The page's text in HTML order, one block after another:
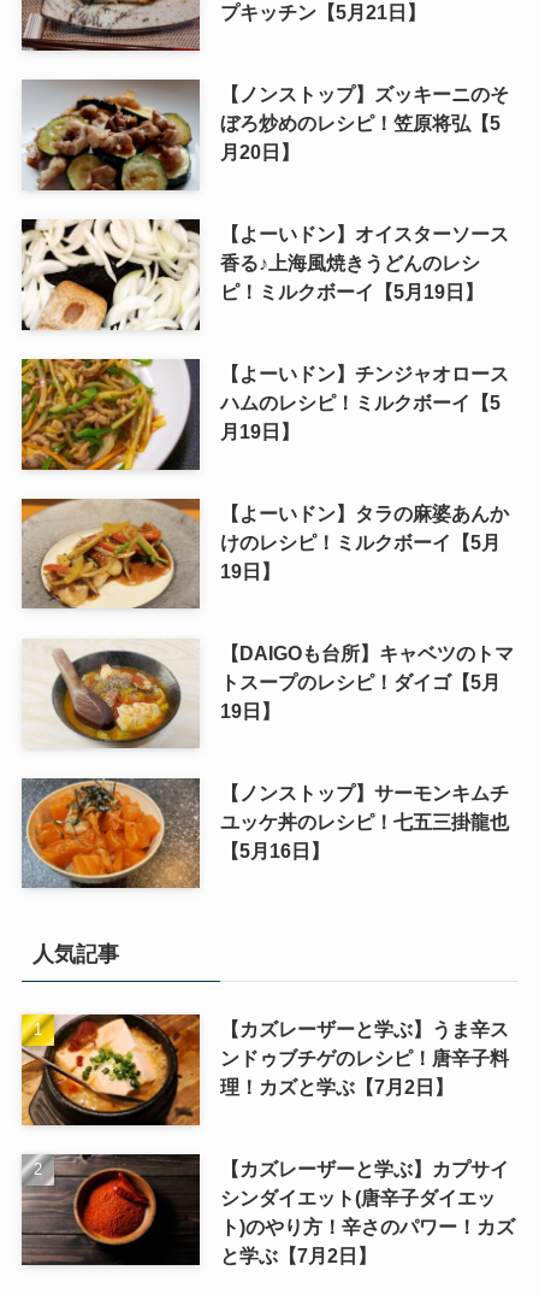
プキッチン【5月21日】
【ノンストップ】ズッキーニのそ
ぼろ炒めのレシピ！笠原将弘【5
月20日】
【よーいドン】オイスターソース
香る♪上海風焼きうどんのレシ
ピ！ミルクボーイ【5月19日】
【よーいドン】チンジャオロース
ハムのレシピ！ミルクボーイ【5
月19日】
【よーいドン】タラの麻婆あんか
けのレシピ！ミルクボーイ【5月
19日】
【DAIGOも台所】キャベツのトマ
トスープのレシピ！ダイゴ【5月
19日】
【ノンストップ】サーモンキムチ
ユッケ丼のレシピ！七五三掛龍也
【5月16日】
人気記事
【カズレーザーと学ぶ】うま辛ス
ンドゥブチゲのレシピ！唐辛子料
理！カズと学ぶ【7月2日】
【カズレーザーと学ぶ】カプサイ
シンダイエット(唐辛子ダイエッ
ト)のやり方！辛さのパワー！カズ
と学ぶ【7月2日】